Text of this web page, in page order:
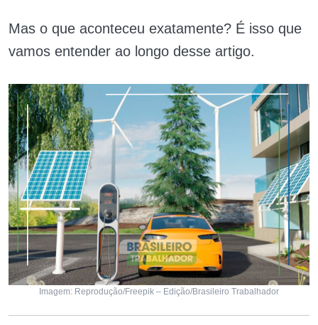
Mas o que aconteceu exatamente? É isso que
vamos entender ao longo desse artigo.
Imagem: Reprodução/Freepik – Edição/Brasileiro Trabalhador